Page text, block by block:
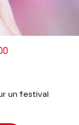
un festival